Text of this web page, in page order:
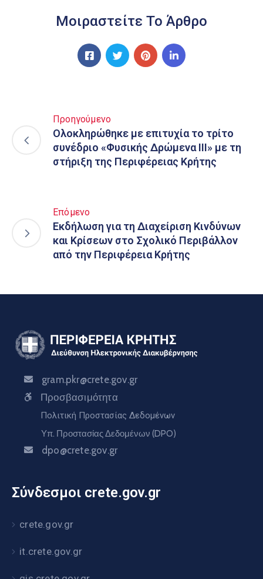
Μοιραστείτε Το Άρθρο
Προηγούμενο
Ολοκληρώθηκε με επιτυχία το τρίτο
συνέδριο «Φυσικής Δρώμενα III» με τη
στήριξη της Περιφέρειας Κρήτης
Επόμενο
Εκδήλωση για τη Διαχείριση Κινδύνων
και Κρίσεων στο Σχολικό Περιβάλλον
από την Περιφέρεια Κρήτης
gram.pkr@crete.gov.gr
Προσβασιμότητα
Πολιτική Προστασίας Δεδομένων
Υπ. Προστασίας Δεδομένων (DPO)
dpo@crete.gov.gr
Σύνδεσμοι crete.gov.gr
crete.gov.gr
it.crete.gov.gr